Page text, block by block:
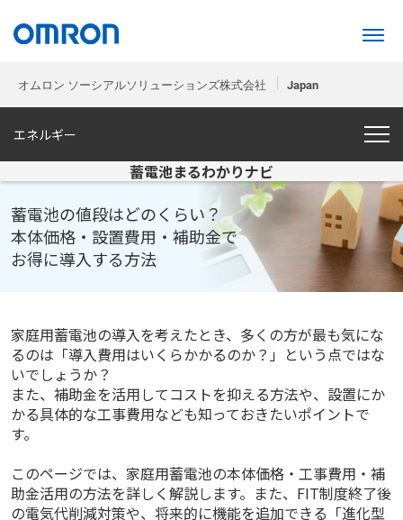
オムロン ソーシアルソリューションズ株式会社 Japan
エネルギー
蓄電池まるわかりナビ
蓄電池の値段はどのくらい？
本体価格・設置費用・補助金で
お得に導入する方法
家庭用蓄電池の導入を考えたとき、多くの方が最も気にな
るのは「導入費用はいくらかかるのか？」という点ではな
いでしょうか？
また、補助金を活用してコストを抑える方法や、設置にか
かる具体的な工事費用なども知っておきたいポイントで
す。
このページでは、家庭用蓄電池の本体価格・工事費用・補
助金活用の方法を詳しく解説します。また、FIT制度終了後
の電気代削減対策や、将来的に機能を追加できる「進化型